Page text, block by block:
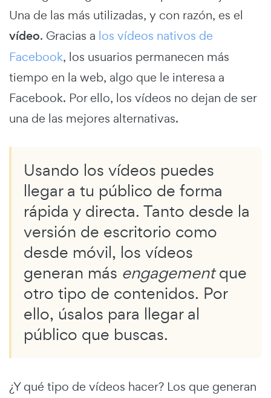
Una de las más utilizadas, y con razón, es el
vídeo. Gracias a los vídeos nativos de
Facebook, los usuarios permanecen más
tiempo en la web, algo que le interesa a
Facebook. Por ello, los vídeos no dejan de ser
una de las mejores alternativas.
Usando los vídeos puedes
llegar a tu público de forma
rápida y directa. Tanto desde la
versión de escritorio como
desde móvil, los vídeos
generan más engagementque
otro tipo de contenidos. Por
ello, úsalos para llegar al
público que buscas.
¿Y qué tipo de vídeos hacer? Los que generan